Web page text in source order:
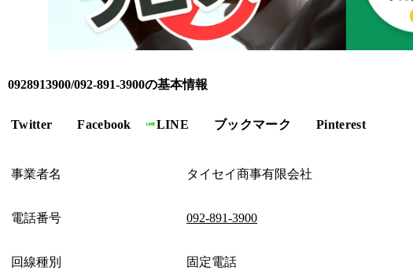
0928913900/092-891-3900の基本情報
Twitter Facebook LINE ブックマーク Pinterest
事業者名 タイセイ商事有限会社
電話番号 092-891-3900
回線種別 固定電話